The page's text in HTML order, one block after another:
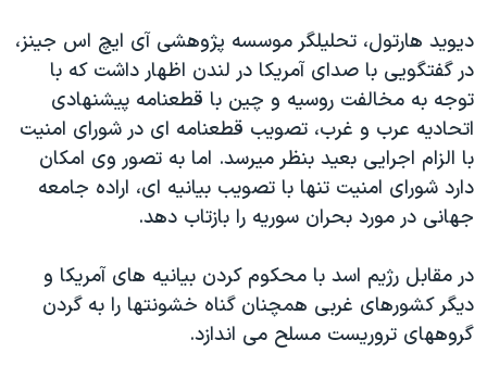
ديويد هارتول، تحليلگر موسسه پژوهشی آی ايچ اس جينز،
در گفتگويی با صدای آمريکا در لندن اظهار داشت که با
توجه به مخالفت روسيه و چين با قطعنامه پيشنهادی
اتحاديه عرب و غرب، تصويب قطعنامه ای در شورای امنيت
با الزام اجرايی بعيد بنظر ميرسد. اما به تصور وی امکان
دارد شورای امنيت تنها با تصويب بيانيه ای، اراده جامعه
جهانی در مورد بحران سوريه را بازتاب دهد.
در مقابل رژيم اسد با محکوم کردن بيانيه های آمريکا و
ديگر کشورهای غربی همچنان گناه خشونتها را به گردن
گروههای تروريست مسلح می اندازد.